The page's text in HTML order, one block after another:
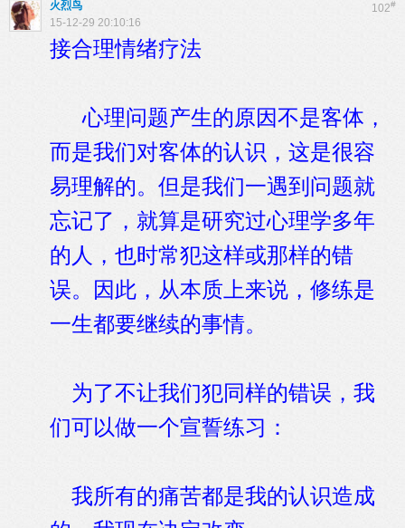
102#
火烈鸟
15-12-29 20:10:16
接合理情绪疗法
心理问题产生的原因不是客体，
而是我们对客体的认识，这是很容
易理解的。但是我们一遇到问题就
忘记了，就算是研究过心理学多年
的人，也时常犯这样或那样的错
误。因此，从本质上来说，修练是
一生都要继续的事情。
为了不让我们犯同样的错误，我
们可以做一个宣誓练习：
我所有的痛苦都是我的认识造成